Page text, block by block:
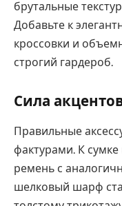
брутальные
Добавьте к
кроссовки и
строгий гардероб.
Сила
Правильные
фактурами. К
ремень с
шелковый шарф